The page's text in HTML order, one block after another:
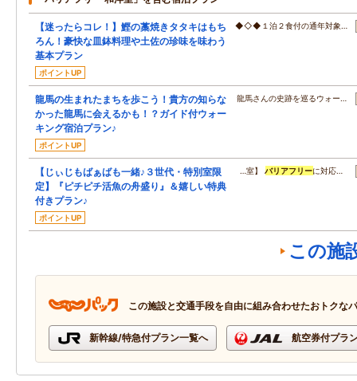
【迷ったらコレ！】鰹の藁焼きタタキはもち
ろん！豪快な皿鉢料理や土佐の珍味を味わう
基本プラン
ポイントUP
◆◇◆１泊２食付の通年対象…
龍馬の生まれたまちを歩こう！貴方の知らな
かった龍馬に会えるかも！？ガイド付ウォー
キング宿泊プラン♪
ポイントUP
龍馬さんの史跡を巡るウォー…
【じぃじもばぁばも一緒♪３世代・特別室限
定】『ピチピチ活魚の舟盛り』＆嬉しい特典
付きプラン♪
ポイントUP
…室】バリアフリーに対応…
この施
この施設と交通手段を自由に組み合わせたおトクな
新幹線/特急付プラン一覧へ 航空券付プラ